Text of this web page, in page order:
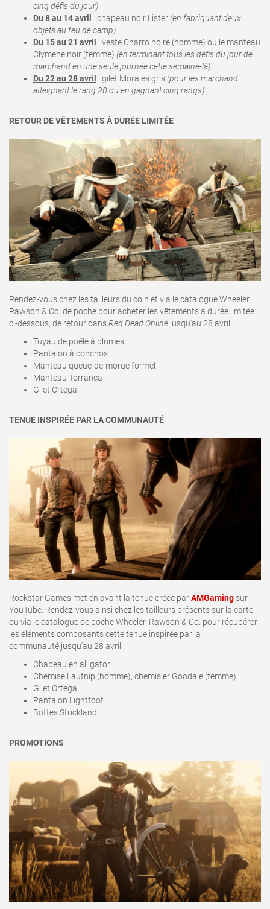
cinq défis du jour)
Du 8 au 14 avril : chapeau noir Lister(en fabriquant deux
objets au feu de camp)
Du 15 au 21 avril : veste Charro noire (homme) ou le manteau
Clymene noir (femme) (en terminant tous les défis du jour de
marchand en une seule journée cette semaine-là)
Du 22 au 28 avril : gilet Morales gris(pour les marchand
atteignant le rang 20 ou en gagnant cinq rangs).
RETOUR DE VÊTEMENTS À DURÉE LIMITÉE
Rendez-vous chez les tailleurs du coin et via le catalogue Wheeler,
Rawson & Co. de poche pour acheter les vêtements à durée limitée
ci-dessous, de retour dansRed Dead Online jusqu'au 28 avril :
Tuyau de poêle à plumes
Pantalon à conchos
Manteau queue-de-morue formel
Manteau Torranca
Gilet Ortega.
TENUE INSPIRÉE PAR LA COMMUNAUTÉ
Rockstar Games met en avant la tenue créée parAMGaming sur
YouTube. Rendez-vous ainsi chez les tailleurs présents sur la carte
ou via le catalogue de poche Wheeler, Rawson & Co. pour récupérer
les éléments composants cette tenue inspirée par la
communauté jusqu'au 28 avril :
Chapeau en alligator
Chemise Lautnip (homme), chemisier Goodale (femme)
Gilet Ortega
Pantalon Lightfoot
Bottes Strickland.
PROMOTIONS